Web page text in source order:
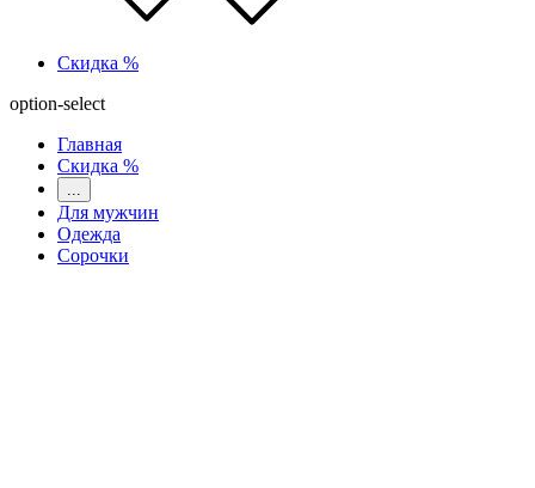
Скидка %
option-select
Главная
Скидка %
Для мужчин
Одежда
Сорочки